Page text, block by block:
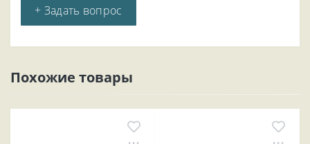
+ Задать вопрос
Похожие товары